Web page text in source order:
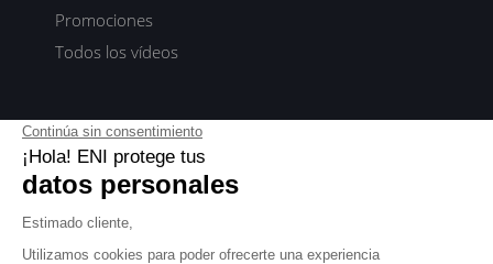
Promociones
Todos los vídeos
ENI elearning
E-formaciones en 5 idiomas
ES FR